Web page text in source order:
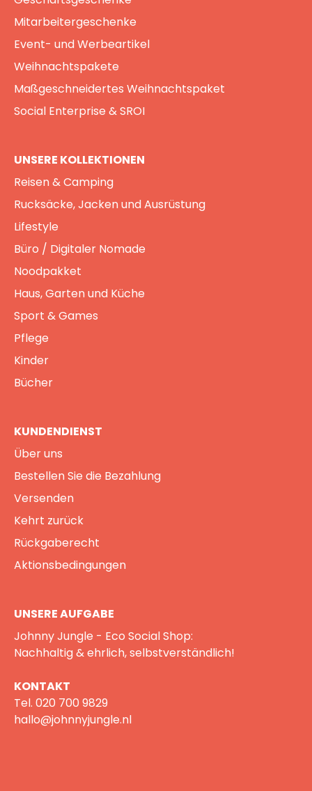
Mitarbeitergeschenke
Event- und Werbeartikel
Weihnachtspakete
Maßgeschneidertes Weihnachtspaket
Social Enterprise & SROI
UNSERE KOLLEKTIONEN
Reisen & Camping
Rucksäcke, Jacken und Ausrüstung
Lifestyle
Büro / Digitaler Nomade
Noodpakket
Haus, Garten und Küche
Sport & Games
Pflege
Kinder
Bücher
KUNDENDIENST
Über uns
Bestellen Sie die Bezahlung
Versenden
Kehrt zurück
Rückgaberecht
Aktionsbedingungen
UNSERE AUFGABE
Johnny Jungle - Eco Social Shop:
Nachhaltig & ehrlich, selbstverständlich!
KONTAKT
Tel. 020 700 9829
hallo@johnnyjungle.nl